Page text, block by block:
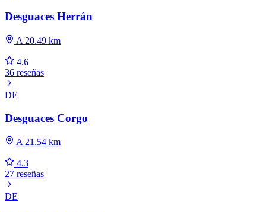
Desguaces Herrán
A 20.49 km
4.6
36 reseñas
DE
Desguaces Corgo
A 21.54 km
4.3
27 reseñas
DE